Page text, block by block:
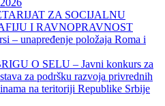
ZA SOCIJALNU
I RAVNOPRAVNOST
– unapređenje položaja Roma i
O SELU – Javni konkurs za
za podršku razvoja privrednih
na teritoriji Republike Srbije